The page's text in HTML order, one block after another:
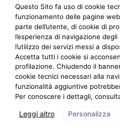
Note
Social
Questo Sito fa uso di cookie
funzionamento delle pagine
parte dell’utente, di cookie di
l’esperienza di navigazione
l’utilizzo dei servizi messi a
Accetta tutti i cookie si
profilazione. Chiudendo il
cookie tecnici necessari alla
funzionalità aggiuntive
Per conoscere i dettagli,
Leggi altro Personalizza